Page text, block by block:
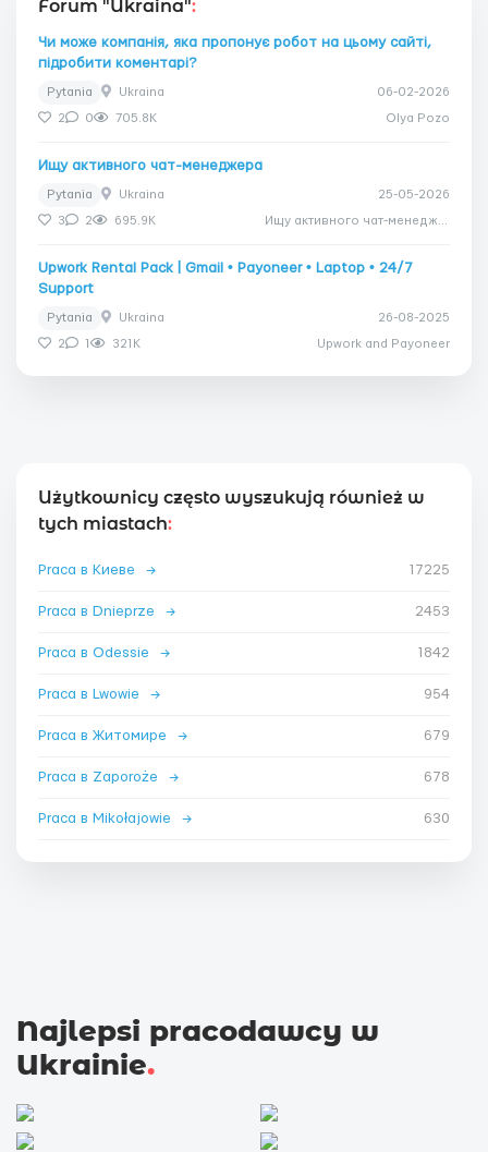
Forum "Ukraina":
Чи може компанія, яка пропонує робот на цьому сайті,
підробити коментарі?
Pytania Ukraina 06-02-2026
2 0 705.8K Olya Pozo
Ищу активного чат-менеджера
Pytania Ukraina 25-05-2026
3 2 695.9K
Upwork Rental Pack | Gmail • Payoneer • Laptop • 24/7
Support
Pytania Ukraina 26-08-2025
2 1 321K Upwork and Payoneer
Użytkownicy często wyszukują również w
tych miastach:
Praca в Киеве → 17225
Praca в Dnieprze → 2453
Praca в Odessie → 1842
Praca в Lwowie → 954
Praca в Житомире → 679
Praca в Zaporoże → 678
Praca в Mikołajowie → 630
Najlepsi pracodawcy w
Ukrainie.